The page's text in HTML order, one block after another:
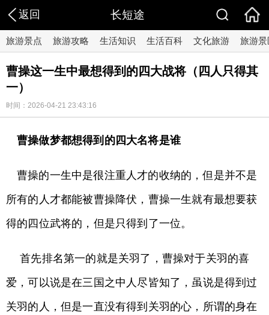
返回 长短途
旅游景点 旅游攻略 生活知识 生活百科 文化旅游 旅游景
曹操这一生中最想得到的四大战将（四人只得其
一）
时间：2026-04-21 23:43:16
曹操做梦都想得到的四大名将是谁
曹操的一生中是很注重人才的收纳的，但是并不是
所有的人才都能被曹操降伏，曹操一生就有最想要获
得的四位武将的，但是只得到了一位。
首先排名第一的就是关羽了，曹操对于关羽的喜
爱，可以说是在三国之中人尽皆知了，虽说是得到过
关羽的人，但是一直没有得到关羽的心，所谓的身在